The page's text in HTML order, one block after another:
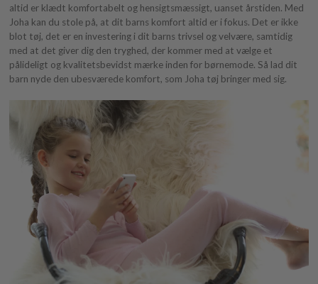
altid er klædt komfortabelt og hensigtsmæssigt, uanset årstiden. Med
Joha kan du stole på, at dit barns komfort altid er i fokus. Det er ikke
blot tøj, det er en investering i dit barns trivsel og velvære, samtidig
med at det giver dig den tryghed, der kommer med at vælge et
pålideligt og kvalitetsbevidst mærke inden for børnemode. Så lad dit
barn nyde den ubesværede komfort, som Joha tøj bringer med sig.